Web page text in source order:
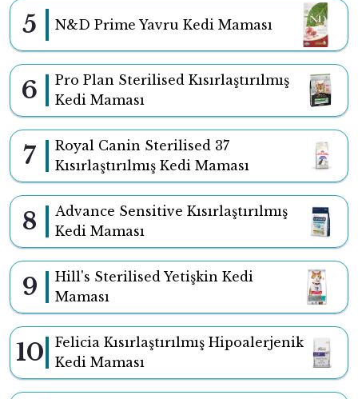
5 N&D Prime Yavru Kedi Maması
6
Pro Plan Sterilised Kısırlaştırılmış
Kedi Maması
7
Royal Canin Sterilised 37
Kısırlaştırılmış Kedi Maması
8
Advance Sensitive Kısırlaştırılmış
Kedi Maması
9
Hill's Sterilised Yetişkin Kedi
Maması
10
Felicia Kısırlaştırılmış Hipoalerjenik
Kedi Maması